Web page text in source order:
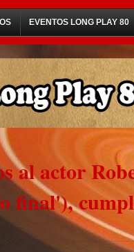
EVENTOS LONG PLAY 80
al actor
final'),